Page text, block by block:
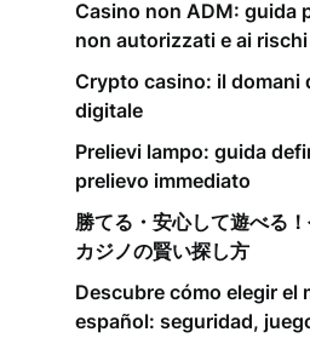
Casino non ADM: guida
non autorizzati e ai
Crypto casino: il domani
digitale
Prelievi lampo: guida
prelievo immediato
勝てる・安心して遊べる
カジノの賢い探し方
Descubre cómo elegir el
español: seguridad,